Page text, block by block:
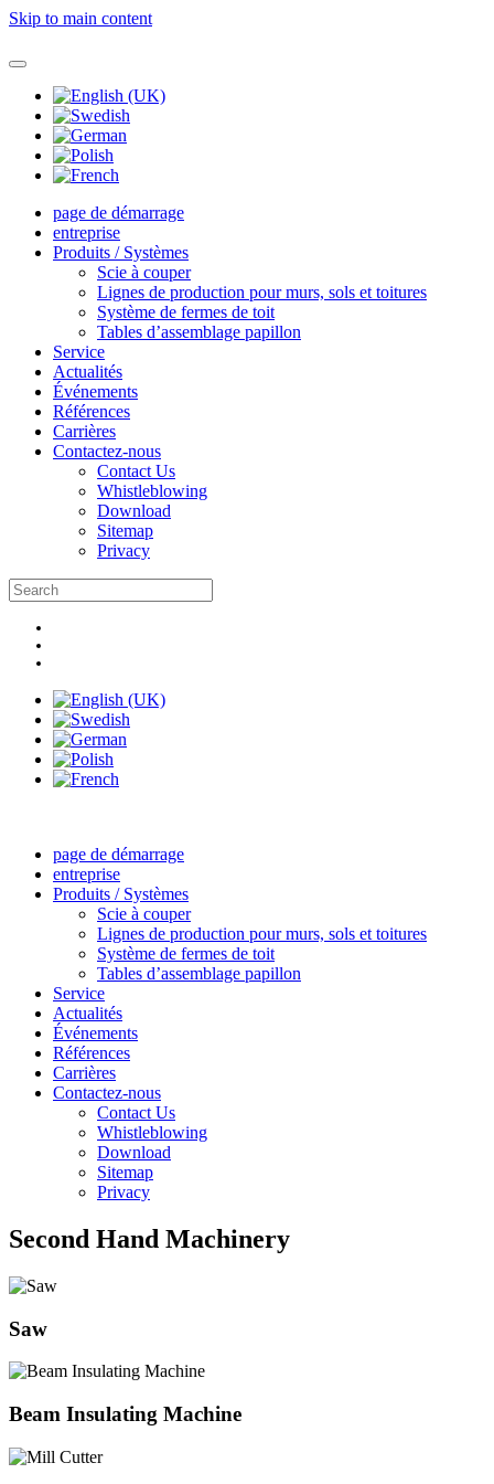
Skip to main content
page de démarrage
entreprise
Produits / Systèmes
Scie à couper
Lignes de production pour murs, sols et toitures
Système de fermes de toit
Tables d’assemblage papillon
Service
Actualités
Événements
Références
Carrières
Contactez-nous
Contact Us
Whistleblowing
Download
Sitemap
Privacy
page de démarrage
entreprise
Produits / Systèmes
Scie à couper
Lignes de production pour murs, sols et toitures
Système de fermes de toit
Tables d’assemblage papillon
Service
Actualités
Événements
Références
Carrières
Contactez-nous
Contact Us
Whistleblowing
Download
Sitemap
Privacy
Second Hand Machinery
Saw
Beam Insulating Machine